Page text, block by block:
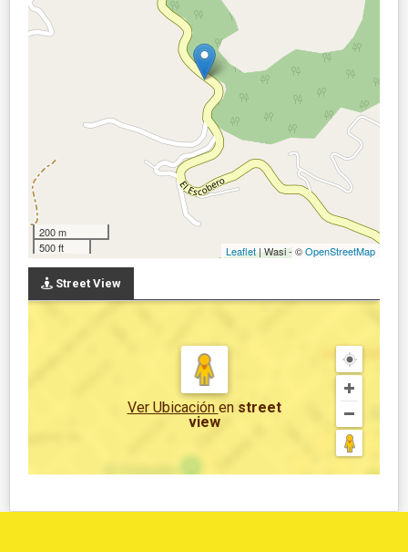
200 m
500 ft
Leaflet | Wasi - ©OpenStreetMap
Street View
Ver Ubicación en street
view